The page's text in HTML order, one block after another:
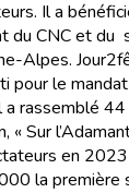
Il a
du CNC et du
Alpes.
pour le
a rassemblé
« Sur
en
la première